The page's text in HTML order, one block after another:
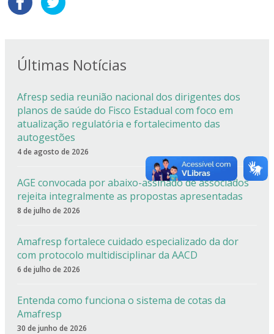
Últimas Notícias
Afresp sedia reunião nacional dos dirigentes dos
planos de saúde do Fisco Estadual com foco em
atualização regulatória e fortalecimento das
autogestões
4 de agosto de 2026
AGE convocada por abaixo-assinado de associados
rejeita integralmente as propostas apresentadas
8 de julho de 2026
Amafresp fortalece cuidado especializado da dor
com protocolo multidisciplinar da AACD
6 de julho de 2026
Entenda como funciona o sistema de cotas da
Amafresp
30 de junho de 2026